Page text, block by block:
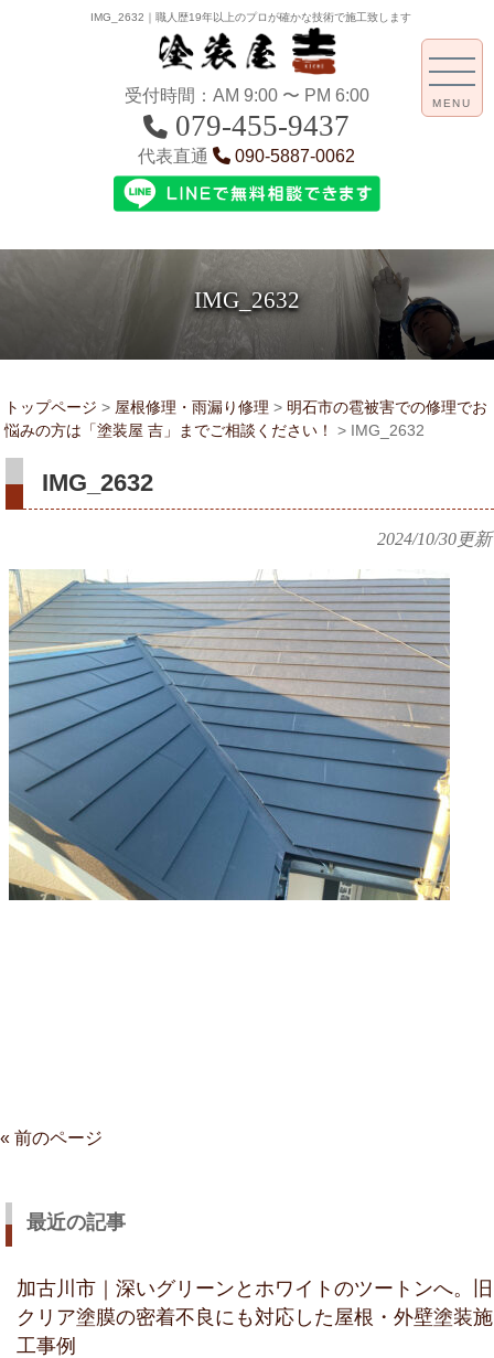
IMG_2632｜職人歴19年以上のプロが確かな技術で施工致します
受付時間：AM 9:00 〜 PM 6:00
079-455-9437
代表直通 090-5887-0062
IMG_2632
MENU
トップページ > 屋根修理・雨漏り修理 > 明石市の雹被害での修理でお
悩みの方は「塗装屋 吉」までご相談ください！
> IMG_2632
IMG_2632
2024/10/30更新
« 前のページ
最近の記事
加古川市｜深いグリーンとホワイトのツートンへ。旧
クリア塗膜の密着不良にも対応した屋根・外壁塗装施
工事例